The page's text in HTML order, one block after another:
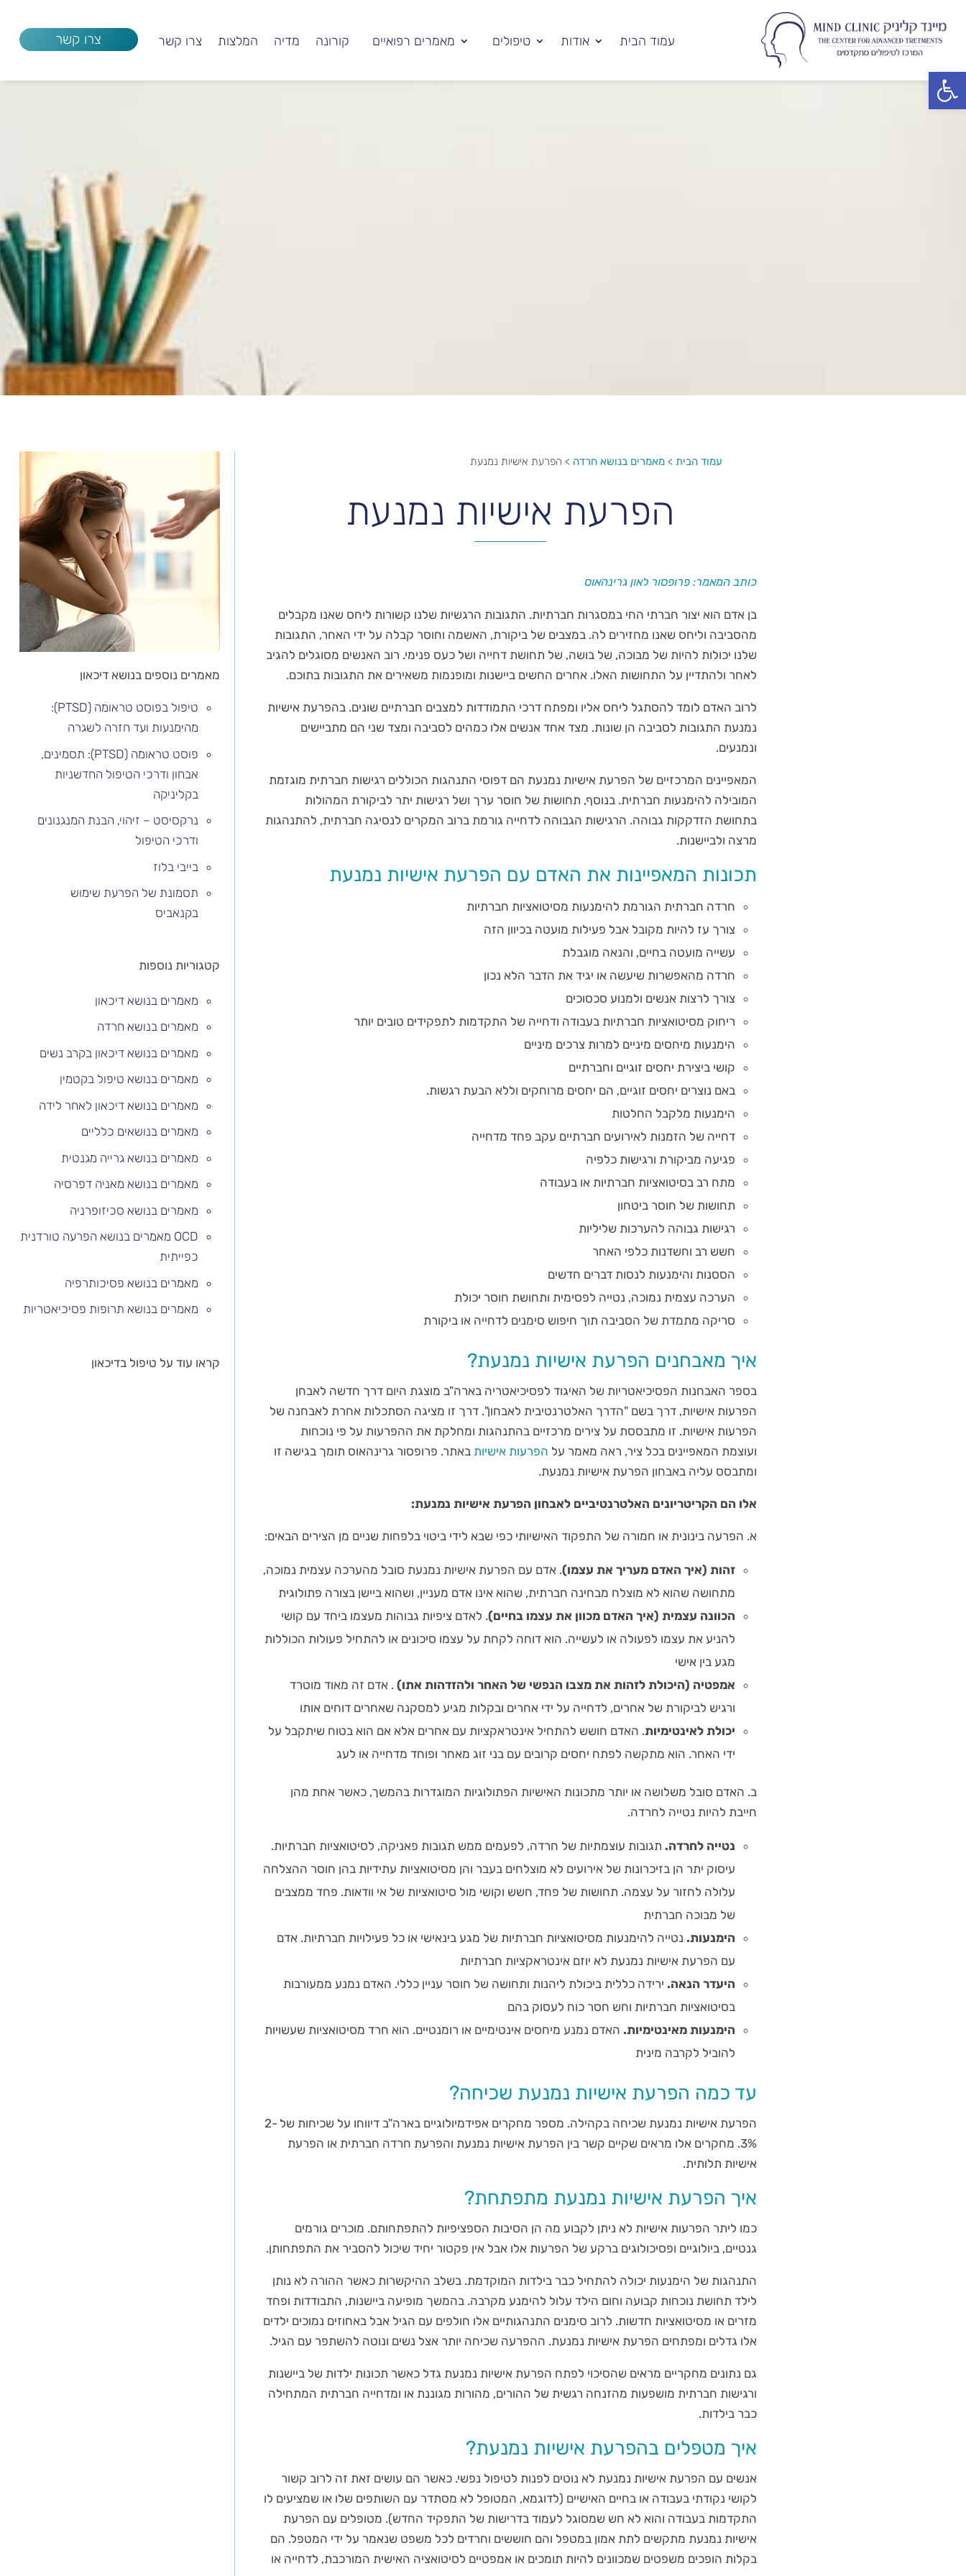
פתח סרגל נגישות
צרו קשר צרו קשר המלצות מדיה קורונה מאמרים רפואיים טיפולים אודות עמוד הבית
מאמרים נוספים בנושא דיכאון
טיפול בפוסט טראומה (PTSD):
מהימנעות ועד חזרה לשגרה
פוסט טראומה (PTSD): תסמינים,
אבחון ודרכי הטיפול החדשניות
בקליניקה
נרקסיסט – זיהוי, הבנת המנגנונים
ודרכי הטיפול
בייבי בלוז
תסמונת של הפרעת שימוש
בקנאביס
קטגוריות נוספות
מאמרים בנושא דיכאון
מאמרים בנושא חרדה
מאמרים בנושא דיכאון בקרב נשים
מאמרים בנושא טיפול בקטמין
מאמרים בנושא דיכאון לאחר לידה
מאמרים בנושאים כלליים
מאמרים בנושא גרייה מגנטית
מאמרים בנושא מאניה דפרסיה
מאמרים בנושא סכיזופרניה
OCD מאמרים בנושא הפרעה טורדנית
כפייתית
מאמרים בנושא פסיכותרפיה
מאמרים בנושא תרופות פסיכיאטריות
קראו עוד על טיפול בדיכאון
עמוד הבית >מאמרים בנושא חרדה > הפרעת אישיות נמנעת
הפרעת אישיות נמנעת
כותב המאמר: פרופסור לאון גרינהאוס
בן אדם הוא יצור חברתי החי במסגרות חברתיות. התגובות הרגשיות שלנו קשורות ליחס שאנו מקבלים
מהסביבה וליחס שאנו מחזירים לה. במצבים של ביקורת, האשמה וחוסר קבלה על ידי האחר, התגובות
שלנו יכולות להיות של מבוכה, של בושה, של תחושת דחייה ושל כעס פנימי. רוב האנשים מסוגלים להגיב
לאחר ולהתדיין על התחושות האלו. אחרים החשים ביישנות ומופנמות משאירים את התגובות בתוכם.
לרוב האדם לומד להסתגל ליחס אליו ומפתח דרכי התמודדות למצבים חברתיים שונים. בהפרעת אישיות
נמנעת התגובות לסביבה הן שונות. מצד אחד אנשים אלו כמהים לסביבה ומצד שני הם מתביישים
ונמנעים.
המאפיינים המרכזיים של הפרעת אישיות נמנעת הם דפוסי התנהגות הכוללים רגישות חברתית מוגזמת
המובילה להימנעות חברתית. בנוסף, תחושות של חוסר ערך ושל רגישות יתר לביקורת המהולות
בתחושת הזדקקות גבוהה. הרגישות הגבוהה לדחייה גורמת ברוב המקרים לנסיגה חברתית, להתנהגות
מרצה ולביישנות.
תכונות המאפיינות את האדם עם הפרעת אישיות נמנעת
חרדה חברתית הגורמת להימנעות מסיטואציות חברתיות
צורך עז להיות מקובל אבל פעילות מועטה בכיוון הזה
עשייה מועטה בחיים, והנאה מוגבלת
חרדה מהאפשרות שיעשה או יגיד את הדבר הלא נכון
צורך לרצות אנשים ולמנוע סכסוכים
ריחוק מסיטואציות חברתיות בעבודה ודחייה של התקדמות לתפקידים טובים יותר
הימנעות מיחסים מיניים למרות צרכים מיניים
קושי ביצירת יחסים זוגיים וחברתיים
באם נוצרים יחסים זוגיים, הם יחסים מרוחקים וללא הבעת רגשות.
הימנעות מלקבל החלטות
דחייה של הזמנות לאירועים חברתיים עקב פחד מדחייה
פגיעה מביקורת ורגישות כלפיה
מתח רב בסיטואציות חברתיות או בעבודה
תחושות של חוסר ביטחון
רגישות גבוהה להערכות שליליות
חשש רב וחשדנות כלפי האחר
הססנות והימנעות לנסות דברים חדשים
הערכה עצמית נמוכה, נטייה לפסימית ותחושת חוסר יכולת
סריקה מתמדת של הסביבה תוך חיפוש סימנים לדחייה או ביקורת
איך מאבחנים הפרעת אישיות נמנעת?
בספר האבחנות הפסיכיאטריות של האיגוד לפסיכיאטריה בארה"ב מוצגת היום דרך חדשה לאבחן
הפרעות אישיות, דרך בשם "הדרך האלטרנטיבית לאבחון". דרך זו מציגה הסתכלות אחרת לאבחנה של
הפרעות אישיות. זו מתבססת על צירים מרכזיים בהתנהגות ומחלקת את ההפרעות על פי נוכחות
ועוצמת המאפיינים בכל ציר, ראה מאמר על הפרעות אישיות באתר. פרופסור גרינהאוס תומך בגישה זו
ומתבסס עליה באבחון הפרעת אישיות נמנעת.
אלו הם הקריטריונים האלטרנטיביים לאבחון הפרעת אישיות נמנעת:
א. הפרעה בינונית או חמורה של התפקוד האישיותי כפי שבא לידי ביטוי בלפחות שניים מן הצירים הבאים:
זהות (איך האדם מעריך את עצמו). אדם עם הפרעת אישיות נמנעת סובל מהערכה עצמית נמוכה,
מתחושה שהוא לא מוצלח מבחינה חברתית, שהוא אינו אדם מעניין, ושהוא ביישן בצורה פתולוגית
הכוונה עצמית (איך האדם מכוון את עצמו בחיים). לאדם ציפיות גבוהות מעצמו ביחד עם קושי
להניע את עצמו לפעולה או לעשייה. הוא דוחה לקחת על עצמו סיכונים או להתחיל פעולות הכוללות
מגע בין אישי
אמפטיה (היכולת לזהות את מצבו הנפשי של האחר ולהזדהות אתו). אדם זה מאוד מוטרד
ורגיש לביקורת של אחרים, לדחייה על ידי אחרים ובקלות מגיע למסקנה שאחרים דוחים אותו
יכולת לאינטימיות. האדם חושש להתחיל אינטראקציות עם אחרים אלא אם הוא בטוח שיתקבל על
ידי האחר. הוא מתקשה לפתח יחסים קרובים עם בני זוג מאחר ופוחד מדחייה או לעג
ב. האדם סובל משלושה או יותר מתכונות האישיות הפתולוגיות המוגדרות בהמשך, כאשר אחת מהן
חייבת להיות נטייה לחרדה.
נטייה לחרדה. תגובות עוצמתיות של חרדה, לפעמים ממש תגובות פאניקה, לסיטואציות חברתיות.
עיסוק יתר הן בזיכרונות של אירועים לא מוצלחים בעבר והן מסיטואציות עתידיות בהן חוסר ההצלחה
עלולה לחזור על עצמה. תחושות של פחד, חשש וקושי מול סיטואציות של אי וודאות. פחד ממצבים
של מבוכה חברתית
הימנעות. נטייה להימנעות מסיטואציות חברתיות של מגע בינאישי או כל פעילויות חברתיות. אדם
עם הפרעת אישיות נמנעת לא יוזם אינטראקציות חברתיות
היעדר הנאה. ירידה כללית ביכולת ליהנות ותחושה של חוסר עניין כללי. האדם נמנע ממעורבות
בסיטואציות חברתיות וחש חסר כוח לעסוק בהם
הימנעות מאינטימיות. האדם נמנע מיחסים אינטימיים או רומנטיים. הוא חרד מסיטואציות שעשויות
להוביל לקרבה מינית
עד כמה הפרעת אישיות נמנעת שכיחה?
הפרעת אישיות נמנעת שכיחה בקהילה. מספר מחקרים אפידמיולוגיים בארה"ב דיווחו על שכיחות של 2-
3%. מחקרים אלו מראים שקיים קשר בין הפרעת אישיות נמנעת והפרעת חרדה חברתית או הפרעת
אישיות תלותית.
איך הפרעת אישיות נמנעת מתפתחת?
כמו ליתר הפרעות אישיות לא ניתן לקבוע מה הן הסיבות הספציפיות להתפתחותם. מוכרים גורמים
גנטיים, ביולוגיים ופסיכולוגים ברקע של הפרעות אלו אבל אין פקטור יחיד שיכול להסביר את התפתחותן.
התנהגות של הימנעות יכולה להתחיל כבר בילדות המוקדמת. בשלב ההיקשרות כאשר ההורה לא נותן
לילד תחושת נוכחות קבועה וחום הילד עלול להימנע מקרבה. בהמשך מופיעה ביישנות, התבודדות ופחד
מזרים או מסיטואציות חדשות. לרוב סימנים התנהגותיים אלו חולפים עם הגיל אבל באחוזים נמוכים ילדים
אלו גדלים ומפתחים הפרעת אישיות נמנעת. ההפרעה שכיחה יותר אצל נשים ונוטה להשתפר עם הגיל.
גם נתונים מחקריים מראים שהסיכוי לפתח הפרעת אישיות נמנעת גדל כאשר תכונות ילדות של ביישנות
ורגישות חברתית מושפעות מהזנחה רגשית של ההורים, מהורות מגוננת או ומדחייה חברתית המתחילה
כבר בילדות.
איך מטפלים בהפרעת אישיות נמנעת?
אנשים עם הפרעת אישיות נמנעת לא נוטים לפנות לטיפול נפשי. כאשר הם עושים זאת זה לרוב קשור
לקושי נקודתי בעבודה או בחיים האישיים (לדוגמא, המטופל לא מסתדר עם השותפים שלו או שמציעים לו
התקדמות בעבודה והוא לא חש שמסוגל לעמוד בדרישות של התפקיד החדש). מטופלים עם הפרעת
אישיות נמנעת מתקשים לתת אמון במטפל והם חוששים וחרדים לכל משפט שנאמר על ידי המטפל. הם
בקלות הופכים משפטים שמכוונים להיות תומכים או אמפטיים לסיטואציה האישית המורכבת, לדחייה או